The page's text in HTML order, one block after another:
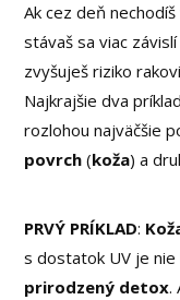
Ak cez deň
stávaš sa viac závislí
zvyšuješ riziko
Najkrajšie dva
rozlohou najväčšie
povrch(koža) a
PRVÝ PRÍKLAD:
s dostatok UV je
prirodzený detox.